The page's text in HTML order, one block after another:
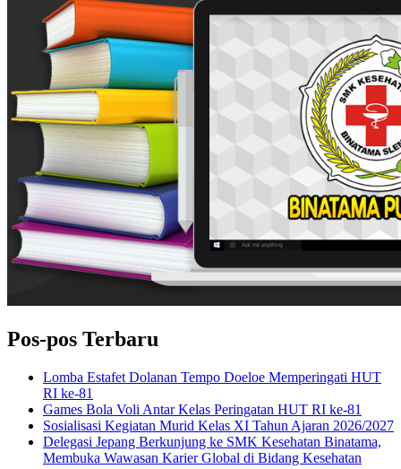
Pos-pos Terbaru
Lomba Estafet Dolanan Tempo Doeloe Memperingati HUT
RI ke-81
Games Bola Voli Antar Kelas Peringatan HUT RI ke-81
Sosialisasi Kegiatan Murid Kelas XI Tahun Ajaran 2026/2027
Delegasi Jepang Berkunjung ke SMK Kesehatan Binatama,
Membuka Wawasan Karier Global di Bidang Kesehatan